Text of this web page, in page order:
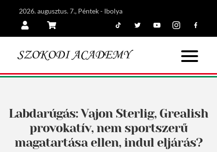
2026. augusztus. 7., Péntek - Ibolya
Labdarúgás: Vajon Sterlig, Grealish
provokatív, nem sportszerű
magatartása ellen, indul eljárás?